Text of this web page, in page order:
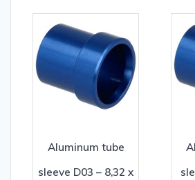
Aluminum tube
sleeve D03 – 8,32 x